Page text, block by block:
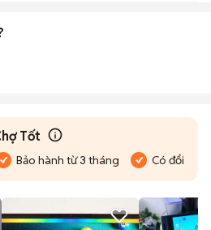
Tốt
Bảo hành từ 3 tháng Có đổi trả